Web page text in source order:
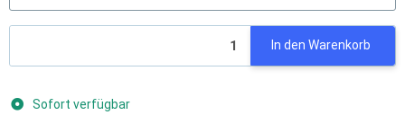
In den Warenkorb
Sofort verfügbar